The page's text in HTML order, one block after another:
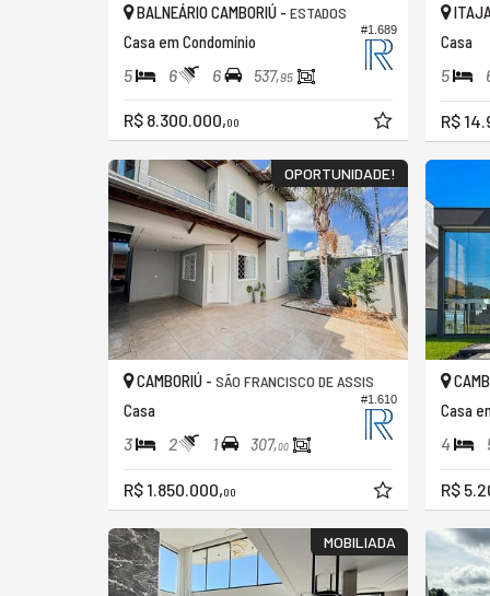
#1.689
BALNEÁRIO CAMBORIÚ - ESTADOS
Casa em Condomínio
5 6 6 537,95
R$ 8.300.000,00
Casa
5
R$
OPORTUNIDADE!
#1.610
CAMBORIÚ - SÃO FRANCISCO DE ASSIS
Casa
3 2 1 307,00
R$ 1.850.000,00
Casa
4
R$
MOBILIADA